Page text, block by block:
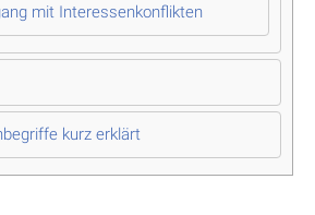
mit Interessenkonflikten
kurz erklärt